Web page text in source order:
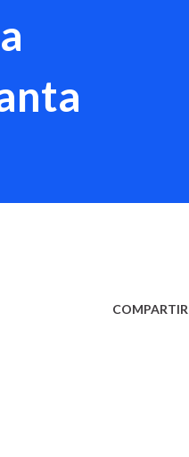
COMPARTIR